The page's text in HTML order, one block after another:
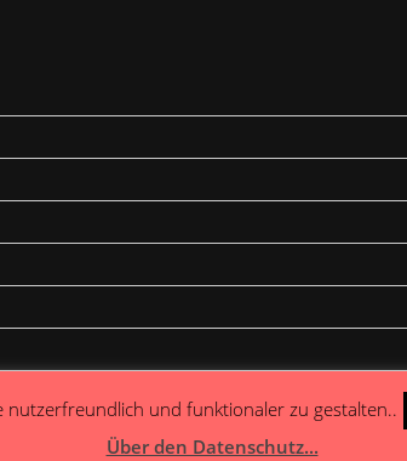
nutzerfreundlich und funktionaler zu gestalten..
Über den Datenschutz...